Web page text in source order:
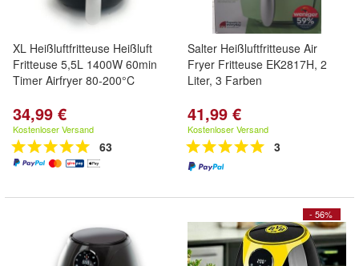
XL Heißluftfritteuse Heißluft
Fritteuse 5,5L 1400W 60min
Timer Airfryer 80-200°C
34,99 €
Kostenloser Versand
63
Salter Heißluftfritteuse Air
Fryer Fritteuse EK2817H, 2
Liter, 3 Farben
41,99 €
Kostenloser Versand
3
- 56%